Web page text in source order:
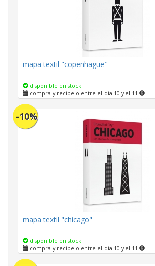
mapa textil "copenhague"
disponible en stock
compra y recíbelo entre el día 10 y el 11
-10%
mapa textil "chicago"
disponible en stock
compra y recíbelo entre el día 10 y el 11